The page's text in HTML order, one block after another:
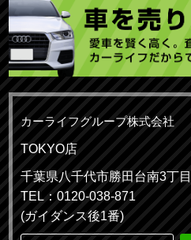
カーライフグループ株式会社
TOKYO店
千葉県八千代市勝田台南3丁
TEL：0120-038-871
(ガイダンス後1番)